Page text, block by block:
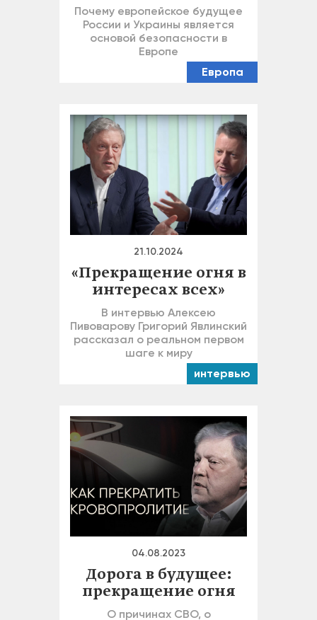
Почему европейское будущее
России и Украины является
основой безопасности в
Европе
Европа
21.10.2024
«Прекращение огня в
интересах всех»
В интервью Алексею
Пивоварову Григорий Явлинский
рассказал о реальном первом
шаге к миру
интервью
04.08.2023
Дорога в будущее:
прекращение огня
О причинах СВО, о